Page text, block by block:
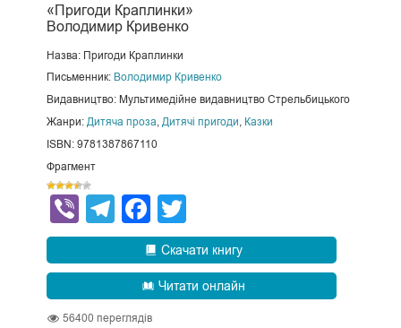
«Пригоди Краплинки»
Володимир Кривенко
Назва: Пригоди Краплинки
Письменник: Володимир Кривенко
Видавництво: Мультимедійне видавництво Стрельбицького
Жанри: Дитяча проза, Дитячі пригоди, Казки
ISBN: 9781387867110
Фрагмент
ViberTelegram
Facebook
Скачати книгу
Читати онлайн
56400 переглядів